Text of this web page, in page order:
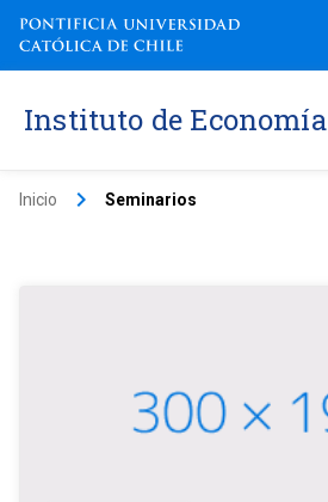
Instituto de Economía
Inicio keyboard_arrow_right Seminarios